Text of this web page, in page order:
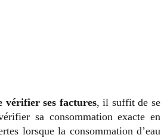
vérifier ses factures, il suffit de se
sa consommation exacte en
lorsque la consommation d’eau